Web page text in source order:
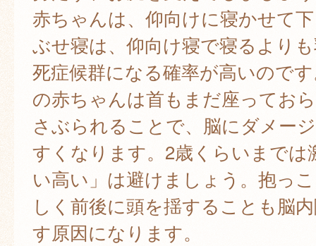
赤ちゃんは、仰向けに寝かせて
ぶせ寝は、仰向け寝で寝るより
死症候群になる確率が高いので
の赤ちゃんは首もまだ座ってお
さぶられることで、脳にダメー
すくなります。2歳くらいまでは
い高い」は避けましょう。抱っ
しく前後に頭を揺することも脳
す原因になります。